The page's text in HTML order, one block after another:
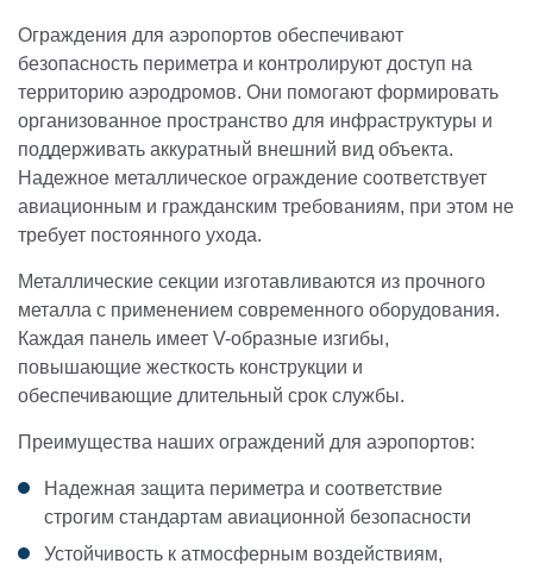
Ограждения для аэропортов обеспечивают
безопасность периметра и контролируют доступ на
территорию аэродромов. Они помогают формировать
организованное пространство для инфраструктуры и
поддерживать аккуратный внешний вид объекта.
Надежное металлическое ограждение соответствует
авиационным и гражданским требованиям, при этом не
требует постоянного ухода.
Металлические секции изготавливаются из прочного
металла с применением современного оборудования.
Каждая панель имеет V-образные изгибы,
повышающие жесткость конструкции и
обеспечивающие длительный срок службы.
Преимущества наших ограждений для аэропортов:
Надежная защита периметра и соответствие
строгим стандартам авиационной безопасности
Устойчивость к атмосферным воздействиям,